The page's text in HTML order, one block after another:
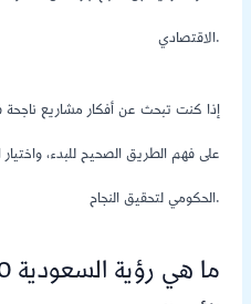
الاقتصادي.
إذا كنت تبحث عن أفكار مشاريع
على فهم الطريق الصحيح للبدء، واختيار
الحكومي لتحقيق النجاح.